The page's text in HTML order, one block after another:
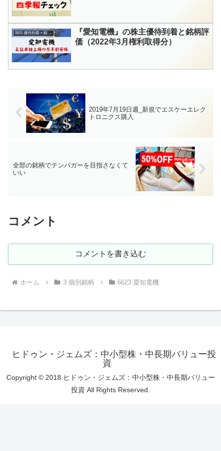
0001 優待到着＋銘柄評価
『愛知電機』の株主優待到着と銘柄評
価（2022年3月権利取得分）
2019年7月19日週_新規でエスケーエレク
トロニクス購入
全部の銘柄でテンバガーを目指さなくて
いい
コメント
コメントを書き込む
ホーム 3 個別銘柄 6623 愛知電機
ヒドゥン・ジェムズ：中小型株・中長期バリュー投
資
Copyright © 2018 ヒドゥン・ジェムズ：中小型株・中長期バリュー
投資 All Rights Reserved.